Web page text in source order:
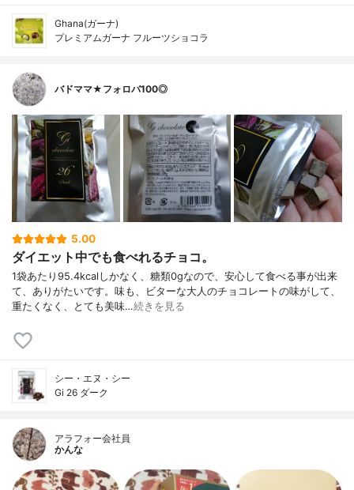
Ghana(ガーナ)
プレミアムガーナ フルーツショコラ
バドママ★フォロバ100◎
5.00
ダイエット中でも食べれるチョコ。
1袋あたり95.4kcalしかなく、糖類0gなので、安心して食べる事が出来
て、ありがたいです。味も、ビターな大人のチョコレートの味がして、
重たくなく、とても美味…続きを見る
シー・エヌ・シー
Gi 26 ダーク
アラフォー会社員
かんな